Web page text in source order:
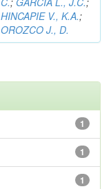
HINCAPIE V., K.A.;
OROZCO J., D.
1
1
1